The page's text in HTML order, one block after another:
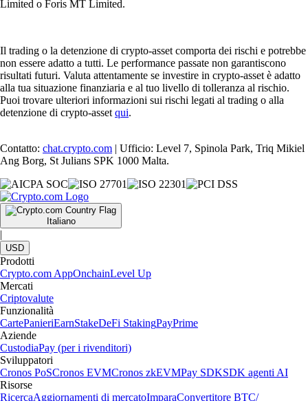
Limited o Foris MT Limited.
Il trading o la detenzione di crypto-asset comporta dei rischi e potrebbe
non essere adatto a tutti. Le performance passate non garantiscono
risultati futuri. Valuta attentamente se investire in crypto-asset è adatto
alla tua situazione finanziaria e al tuo livello di tolleranza al rischio.
Puoi trovare ulteriori informazioni sui rischi legati al trading o alla
detenzione di crypto-asset qui.
Contatto: chat.crypto.com | Ufficio: Level 7, Spinola Park, Triq Mikiel
Ang Borg, St Julians SPK 1000 Malta.
Italiano
|
USD
Prodotti
Crypto.com AppOnchainLevel Up
Mercati
Criptovalute
Funzionalità
CartePanieriEarnStakeDeFi StakingPayPrime
Aziende
CustodiaPay (per i rivenditori)
Sviluppatori
Cronos PoSCronos EVMCronos zkEVMPay SDKSDK agenti AI
Risorse
RicercaAggiornamenti di mercatoImparaConvertitore BTC/